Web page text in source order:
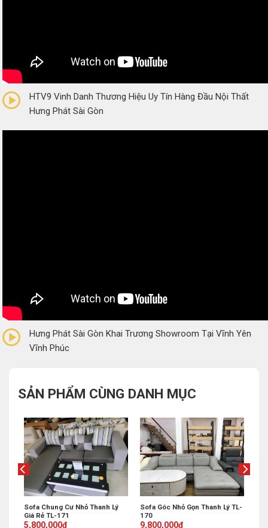
(0 Reviews)
HTV9 Vinh Danh Thương Hiệu Uy Tín Hàng Đầu Nội Thất
Hưng Phát Sài Gòn
(0 Reviews)
Hưng Phát Sài Gòn Khai Trương Showroom Tại Vĩnh Yên
Vĩnh Phúc
SẢN PHẨM CÙNG DANH MỤC
Sofa Chung Cư Nhỏ Thanh Lý
Giá Rẻ TL-171
Original
5,800,000₫
Current
Sofa Góc Nhỏ Gọn Thanh Lý TL-
170
Original
9,800,000₫
Current